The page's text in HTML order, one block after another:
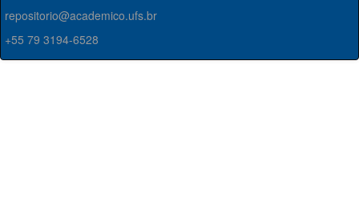
repositorio@academico.ufs.br
+55 79 3194-6528